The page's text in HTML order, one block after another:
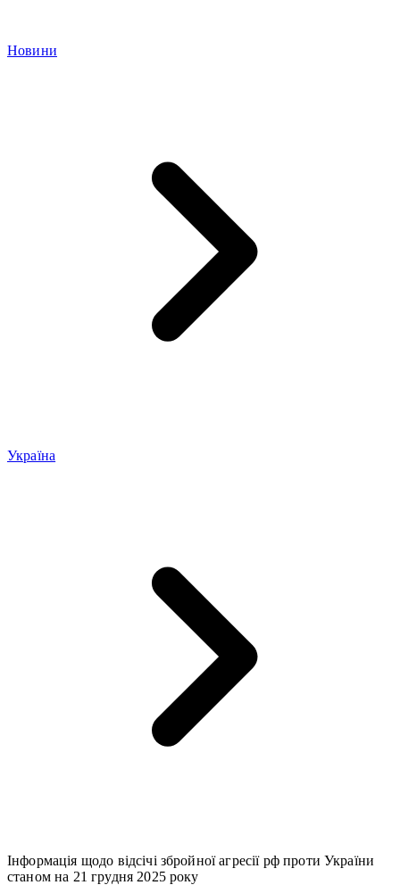
Новини
Україна
Інформація щодо відсічі збройної агресії рф проти України
станом на 21 грудня 2025 року